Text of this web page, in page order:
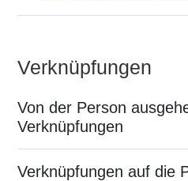
Verknüpfungen
Von der Person
Verknüpfungen
Verknüpfungen auf die